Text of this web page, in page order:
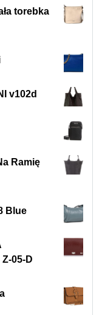
torebka
v102d
Ramię
Blue
05-D